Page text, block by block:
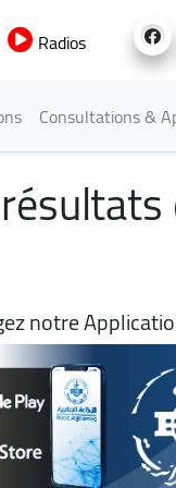
Radios
Consultations &
notre